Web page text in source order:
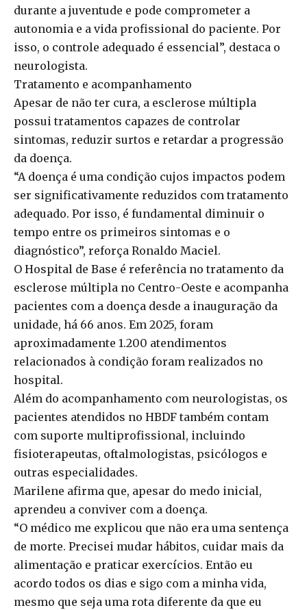
durante a juventude e pode comprometer a
autonomia e a vida profissional do paciente. Por
isso, o controle adequado é essencial”, destaca o
neurologista.
Tratamento e acompanhamento
Apesar de não ter cura, a esclerose múltipla
possui tratamentos capazes de controlar
sintomas, reduzir surtos e retardar a progressão
da doença.
“A doença é uma condição cujos impactos podem
ser significativamente reduzidos com tratamento
adequado. Por isso, é fundamental diminuir o
tempo entre os primeiros sintomas e o
diagnóstico”, reforça Ronaldo Maciel.
O Hospital de Base é referência no tratamento da
esclerose múltipla no Centro-Oeste e acompanha
pacientes com a doença desde a inauguração da
unidade, há 66 anos. Em 2025, foram
aproximadamente 1.200 atendimentos
relacionados à condição foram realizados no
hospital.
Além do acompanhamento com neurologistas, os
pacientes atendidos no HBDF também contam
com suporte multiprofissional, incluindo
fisioterapeutas, oftalmologistas, psicólogos e
outras especialidades.
Marilene afirma que, apesar do medo inicial,
aprendeu a conviver com a doença.
“O médico me explicou que não era uma sentença
de morte. Precisei mudar hábitos, cuidar mais da
alimentação e praticar exercícios. Então eu
acordo todos os dias e sigo com a minha vida,
mesmo que seja uma rota diferente da que eu